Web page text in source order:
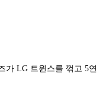
가 LG 트윈스를 꺾고 5연